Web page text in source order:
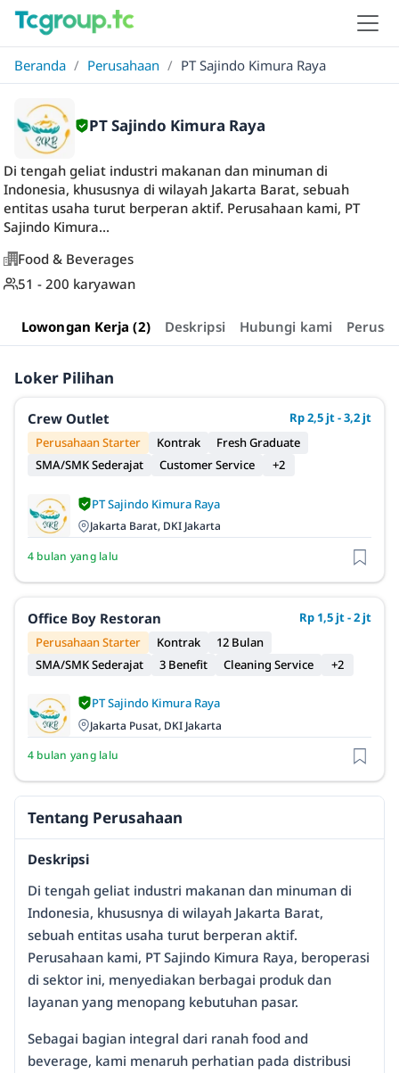
Beranda / Perusahaan / PT Sajindo Kimura Raya
PT Sajindo Kimura Raya
Di tengah geliat industri makanan dan minuman di
Indonesia, khususnya di wilayah Jakarta Barat, sebuah
entitas usaha turut berperan aktif. Perusahaan kami, PT
Sajindo Kimura...
Food & Beverages
51 - 200 karyawan
Lowongan Kerja (2) Deskripsi Hubungi kami
Loker Pilihan
Crew Outlet
Rp 2,5 jt - 3,2 jt
Perusahaan Starter
Kontrak
Fresh Graduate
SMA/SMK Sederajat
Customer Service +2
PT Sajindo Kimura Raya
Jakarta Barat, DKI Jakarta
4 bulan yang lalu
Office Boy Restoran
Rp 1,5 jt - 2 jt
Perusahaan Starter
Kontrak
12 Bulan
SMA/SMK Sederajat
3 Benefit Cleaning Service +2
PT Sajindo Kimura Raya
Jakarta Pusat, DKI Jakarta
4 bulan yang lalu
Tentang Perusahaan
Deskripsi
Di tengah geliat industri makanan dan minuman di
Indonesia, khususnya di wilayah Jakarta Barat,
sebuah entitas usaha turut berperan aktif.
Perusahaan kami, PT Sajindo Kimura Raya, beroperasi
di sektor ini, menyediakan berbagai produk dan
layanan yang menopang kebutuhan pasar.
Sebagai bagian integral dari ranah food and
beverage, kami menaruh perhatian pada distribusi